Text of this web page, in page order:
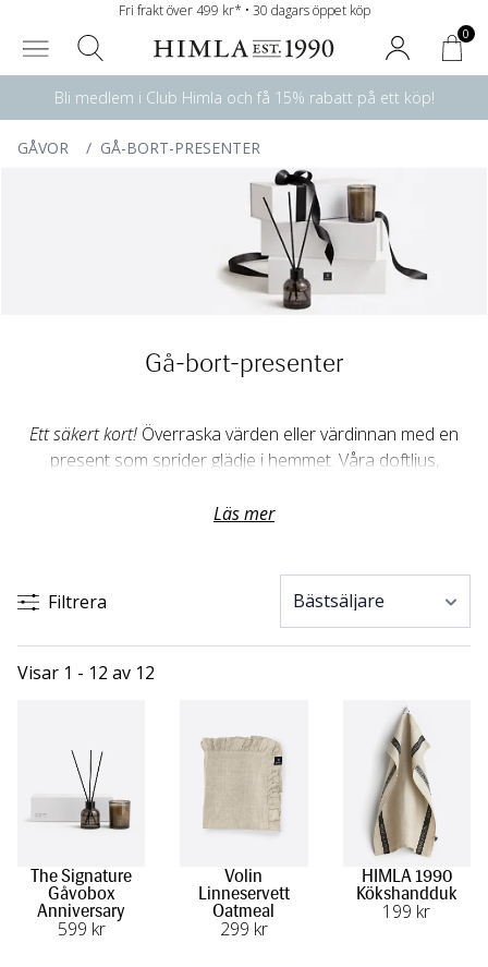
Fri frakt över 499 kr* • 30 dagars öppet köp
0
Bli medlem i Club Himla och få 15% rabatt på ett köp!
GÅVOR / GÅ-BORT-PRESENTER
Gå-bort-presenter
Ett säkert kort! Överraska värden eller värdinnan med en
present som sprider glädje i hemmet. Våra doftljus,
inbjudande atmosfär, och mjuka handdukar till badrummet
Kökstextilier och linneservetter är uppskattade gåvor som
sätter en personlig prägel på bordet. En genomtänkt gå-
bort-present visar omtanke och gör varje tillställning ännu
Läs mer
Filtrera
Visar 1 - 12 av 12
The Signature
Gåvobox
Anniversary
599 kr
Volin
Linneservett
Oatmeal
299 kr
HIMLA 1990
Kökshandduk
199 kr